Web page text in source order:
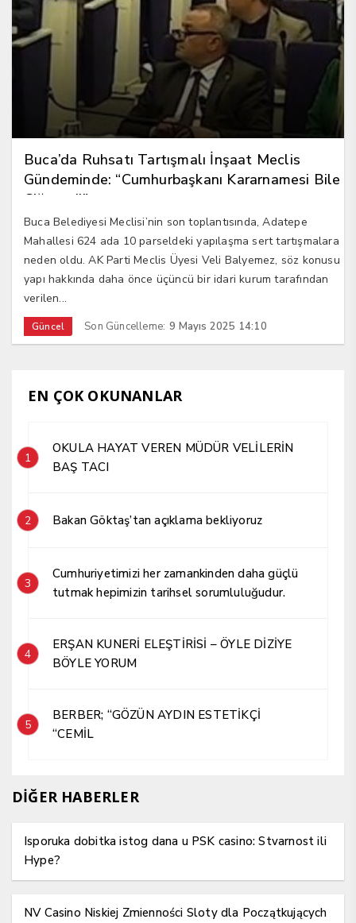
Buca’da Ruhsatı Tartışmalı İnşaat Meclis
Gündeminde: “Cumhurbaşkanı Kararnamesi Bile
Çiğnendi”
Buca Belediyesi Meclisi’nin son toplantısında, Adatepe
Mahallesi 624 ada 10 parseldeki yapılaşma sert tartışmalara
neden oldu. AK Parti Meclis Üyesi Veli Balyemez, söz konusu
yapı hakkında daha önce üçüncü bir idari kurum tarafından
verilen...
Güncel Son Güncelleme: 9 Mayıs 2025 14:10
EN ÇOK OKUNANLAR
1
OKULA HAYAT VEREN MÜDÜR VELİLERİN
BAŞ TACI
2 Bakan Göktaş’tan açıklama bekliyoruz
3
Cumhuriyetimizi her zamankinden daha güçlü
tutmak hepimizin tarihsel sorumluluğudur.
4
ERŞAN KUNERİ ELEŞTİRİSİ – ÖYLE DİZİYE
BÖYLE YORUM
5
BERBER; “GÖZÜN AYDIN ESTETİKÇİ
“CEMİL
DİĞER HABERLER
Isporuka dobitka istog dana u PSK casino: Stvarnost ili
Hype?
NV Casino Niskiej Zmienności Sloty dla Początkujących